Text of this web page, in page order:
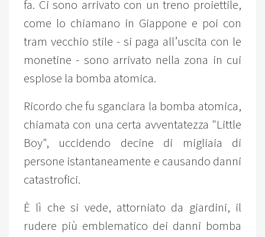
fa. Ci sono arrivato con un treno proiettile,
come lo chiamano in Giappone e poi con
tram vecchio stile - si paga all’uscita con le
monetine - sono arrivato nella zona in cui
esplose la bomba atomica.
Ricordo che fu sganciara la bomba atomica,
chiamata con una certa avventatezza "Little
Boy", uccidendo decine di migliaia di
persone istantaneamente e causando danni
catastrofici.
È lì che si vede, attorniato da giardini, il
rudere più emblematico dei danni bomba